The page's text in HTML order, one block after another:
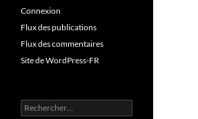
Connexion
Flux des publications
Flux des commentaires
Site de WordPress-FR
Rechercher :